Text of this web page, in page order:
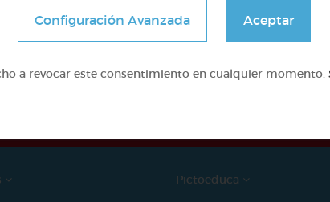
ha sido posible gracias al mecenazgo
Pictoeduca
Configuración Avanzada Aceptar
a revocar este consentimiento en cualquier momento.